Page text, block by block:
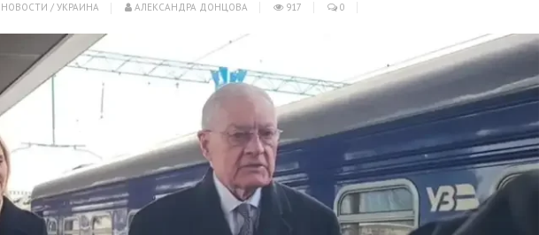
НОВОСТИ / УКРАИНА АЛЕКСАНДРА ДОНЦОВА 917 0